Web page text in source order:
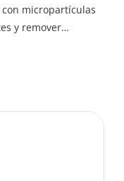
micropartículas
y remover